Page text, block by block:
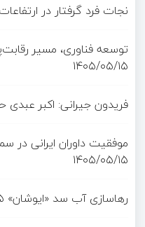
نجات فرد گرفتار در
توسعه فناوری، مسیر
۱۴۰۵/۰۵/۱۵
فریدون جیرانی: اکبر
موفقیت داوران ایرانی در
۱۴۰۵/۰۵/۱۵
رهاسازی آب سد «ایوشان»